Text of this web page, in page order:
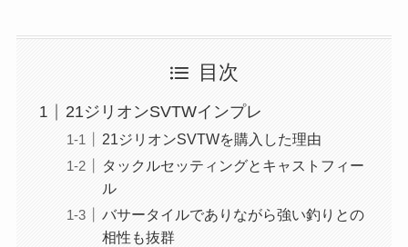
目次
21ジリオンSVTWインプレ
21ジリオンSVTWを購入した理由
タックルセッティングとキャストフィー
ル
バサータイルでありながら強い釣りとの
相性も抜群